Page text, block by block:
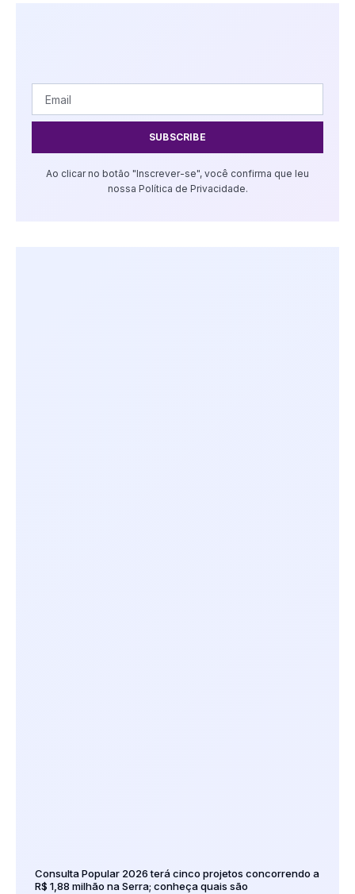
SUBSCRIBE
Ao clicar no botão "Inscrever-se", você confirma que leu
nossa Política de Privacidade.
Consulta Popular 2026 terá cinco projetos concorrendo a
R$ 1,88 milhão na Serra; conheça quais são